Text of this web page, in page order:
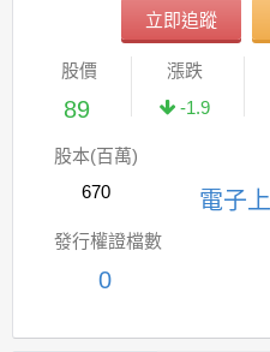
立即追蹤
股價
89
漲跌
-1.9
股本(百萬)
670
電子
發行權證檔數
0